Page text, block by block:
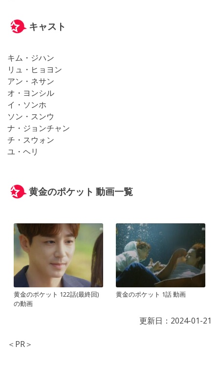
キャスト
キム・ジハン
リュ・ヒョヨン
アン・ネサン
オ・ヨンシル
イ・ソンホ
ソン・スンウ
ナ・ジョンチャン
チ・スウォン
ユ・ヘリ
黄金のポケット 動画一覧
黄金のポケット 122話(最終回)
の動画
黄金のポケット 1話 動画
更新日： 2024-01-21
＜PR＞